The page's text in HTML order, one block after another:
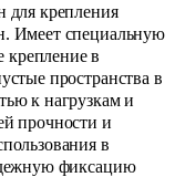
для крепления
Имеет специальную
в
пространства в
к нагрузкам и
прочности и
в
фиксацию